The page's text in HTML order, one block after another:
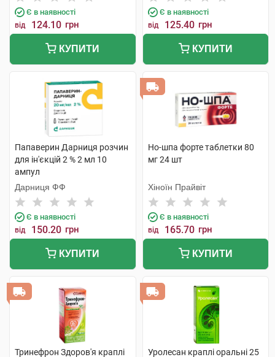
Є в наявності
від 124.10 грн
КУПИТИ
Є в наявності
від 125.40 грн
КУПИТИ
Папаверин Дарниця розчин
для ін'єкцій 2 % 2 мл 10
ампул
Дарниця ФФ
Є в наявності
від 150.20 грн
КУПИТИ
Но-шпа форте таблетки 80
мг 24 шт
Хіноїн Прайвіт
Є в наявності
від 165.70 грн
КУПИТИ
Тринефрон Здоров'я краплі Уролесан краплі оральні 25